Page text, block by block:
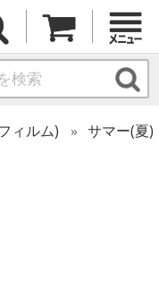
ィルム)
サマー(夏)